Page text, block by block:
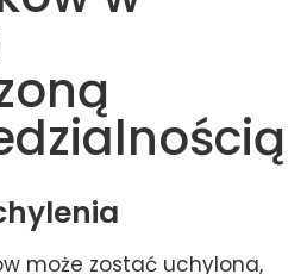
może zostać uchylona,